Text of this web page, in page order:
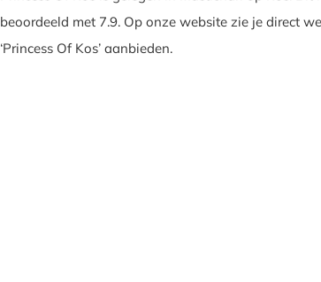
beoordeeld met 7.9. Op onze website zie je direct
‘Princess Of Kos’ aanbieden.